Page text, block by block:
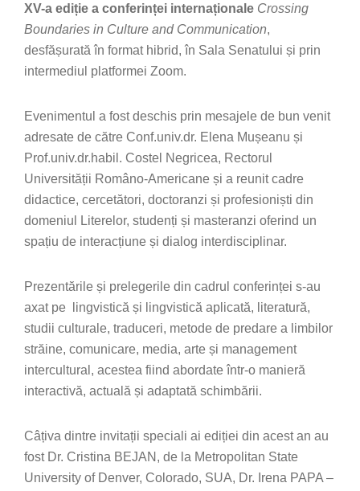
XV-a ediție a conferinței internaționale Crossing
Boundaries in Culture and Communication,
desfășurată în format hibrid, în Sala Senatului și prin
intermediul platformei Zoom.
Evenimentul a fost deschis prin mesajele de bun venit
adresate de către Conf.univ.dr. Elena Mușeanu și
Prof.univ.dr.habil. Costel Negricea, Rectorul
Universității Româno-Americane și a reunit cadre
didactice, cercetători, doctoranzi și profesioniști din
domeniul Literelor, studenți și masteranzi oferind un
spațiu de interacțiune și dialog interdisciplinar.
Prezentările și prelegerile din cadrul conferinței s-au
axat pe lingvistică și lingvistică aplicată, literatură,
studii culturale, traduceri, metode de predare a limbilor
străine, comunicare, media, arte și management
intercultural, acestea fiind abordate într-o manieră
interactivă, actuală și adaptată schimbării.
Câțiva dintre invitații speciali ai ediției din acest an au
fost Dr. Cristina BEJAN, de la Metropolitan State
University of Denver, Colorado, SUA, Dr. Irena PAPA –